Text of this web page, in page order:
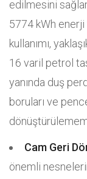
edilmesini
5774 kWh
kullanımı,
16 varil petrol
yanında duş
boruları ve
Cam Geri
önemli